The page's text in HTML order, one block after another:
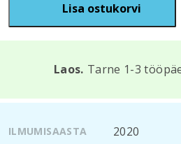
Lisa ostukorvi
Laos. Tarne 1-3
ILMUMISAASTA 2020